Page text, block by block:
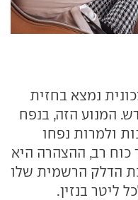
נמצא בחזית
המנוע הזה, בנפח
ולמרות נפחו
115 כ"ס. לצד כוח רב, ההצהרה היא
הדלק הרשמית שלו